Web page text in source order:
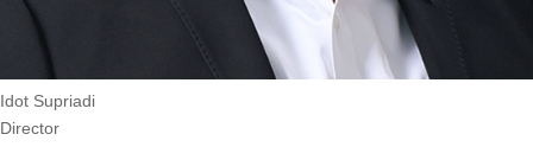
Idot Supriadi
Director